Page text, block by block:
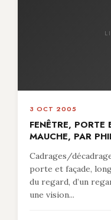
3 OCT 2005
FENÊTRE, PORTE
MAUCHE, PAR
Cadrages/
porte et façade,
du regard, d’un
une vision...